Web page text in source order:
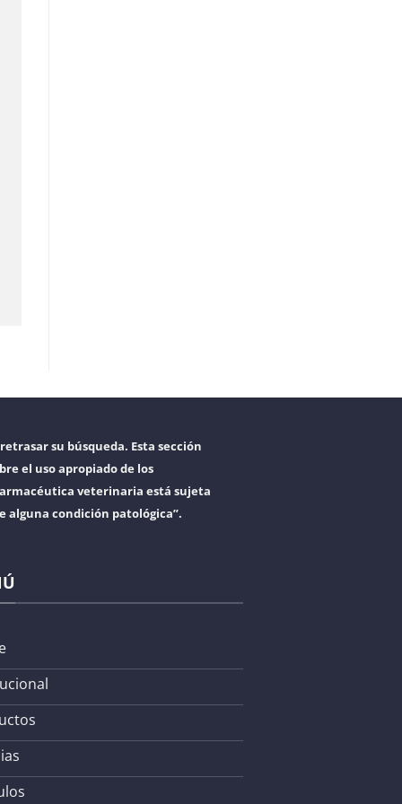
su búsqueda. Esta sección
el uso apropiado de los
veterinaria está sujeta
alguna condición patológica”.